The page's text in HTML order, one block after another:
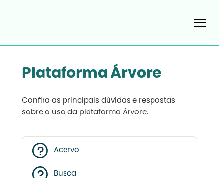
Plataforma Árvore
Confira as principais dúvidas e respostas
sobre o uso da plataforma Árvore.
Acervo
Busca